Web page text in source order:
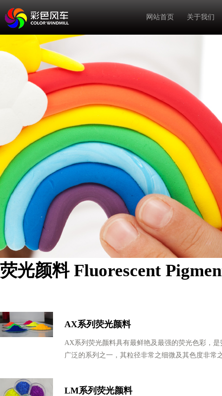
网站首页 关于我们
荧光颜料 Fluorescent
AX系列荧光颜料
AX系列荧光颜料具有最鲜艳及最强的荧光色彩，
广泛的系列之一，其粒径非常之细微及其色度非常
LM系列荧光颜料